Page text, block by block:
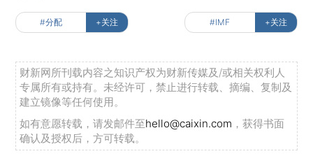
#分配 +关注 #IMF +关注
财新网所刊载内容之知识产权为财新传媒及/或相关权利人
专属所有或持有。未经许可，禁止进行转载、摘编、复制及
建立镜像等任何使用。
如有意愿转载，请发邮件至hello@caixin.com ，获得书面
确认及授权后，方可转载。